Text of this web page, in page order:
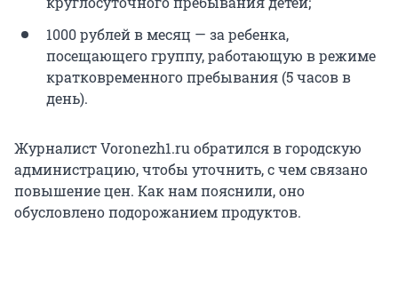
1000 рублей в месяц — за ребенка,
посещающего группу, работающую в режиме
кратковременного пребывания (5 часов в
день).
Журналист Voronezh1.ru обратился в городскую
администрацию, чтобы уточнить, с чем связано
повышение цен. Как нам пояснили, оно
обусловлено подорожанием продуктов.